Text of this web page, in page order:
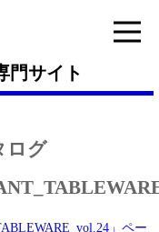
門サイト
ログ
」ペー